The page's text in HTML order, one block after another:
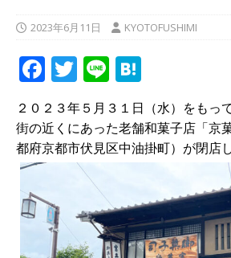
2023年6月11日 KYOTOFUSHIMI
F
a
c
e
b
o
o
k
T
w
it
te
r
Li
n
e
at
e
n
a
２０２３年５月３１日（水）をもっ
街の近くにあった老舗和菓子店「京
都府京都市伏見区中油掛町）が閉店